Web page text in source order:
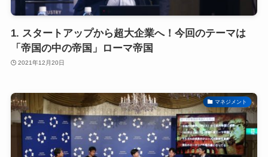
1. スタートアップから超大企業へ！今回のテーマは
「帝国の中の帝国」ローマ帝国
2021年12月20日
マネジメント